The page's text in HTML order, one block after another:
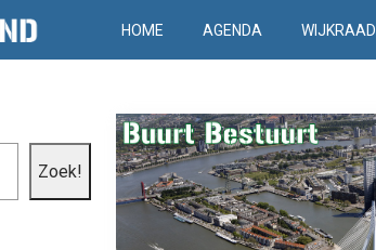
HOME AGENDA WIJKRAAD
Zoek!